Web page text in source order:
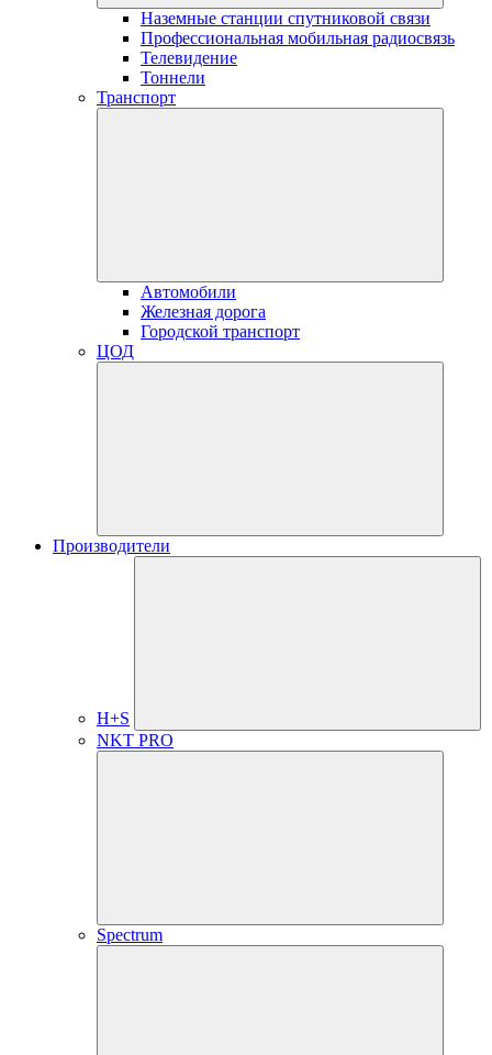
Наземные станции спутниковой связи
Профессиональная мобильная радиосвязь
Телевидение
Тоннели
Транспорт
Автомобили
Железная дорога
Городской транспорт
ЦОД
Производители
H+S
NKT PRO
Spectrum